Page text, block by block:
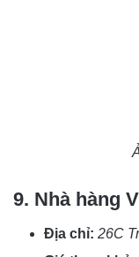
9. Nhà hàng
Địa chỉ: 26C